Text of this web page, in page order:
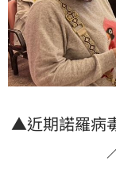
▲近期諾羅病